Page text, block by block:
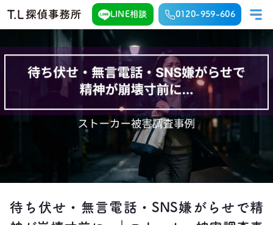
LINE相談 0120-959-606
待ち伏せ・無言電話・SNS嫌がらせで精